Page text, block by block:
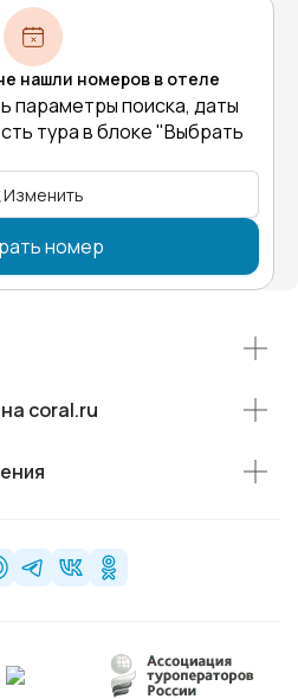
нашли номеров в отеле
параметры поиска, даты
тура в блоке "Выбрать
Изменить
номер
coral.ru